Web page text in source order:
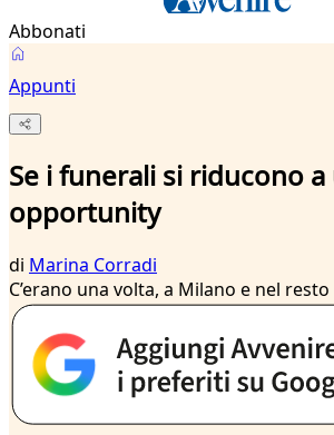
Abbonati
Appunti
Se i funerali si riducono
opportunity
di Marina Corradi
C’erano una volta, a Milano e nel